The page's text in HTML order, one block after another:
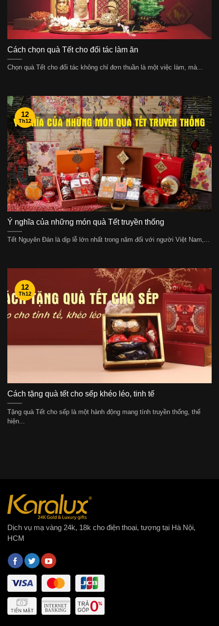
Cách chọn quà Tết cho đối tác làm ăn
Chọn quà Tết cho đối tác không chỉ đơn thuần là một việc làm, mà...
Ý nghĩa của những món quà Tết truyền thống
Tết Nguyên Đán là dịp lễ lớn nhất trong năm đối với người Việt Nam,...
12
Th12
Cách tặng quà tết cho sếp khéo léo, tinh tế
Tặng quà Tết cho sếp là một hành động mang tính truyền thống, thể
hiện...
12
Th12
Dịch vụ mạ vàng 24k, 18k cho điện thoại, tượng tại Hà Nội,
HCM